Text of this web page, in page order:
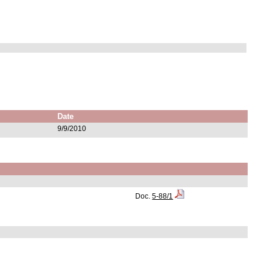
Date
9/9/2010
Doc.5-88/1